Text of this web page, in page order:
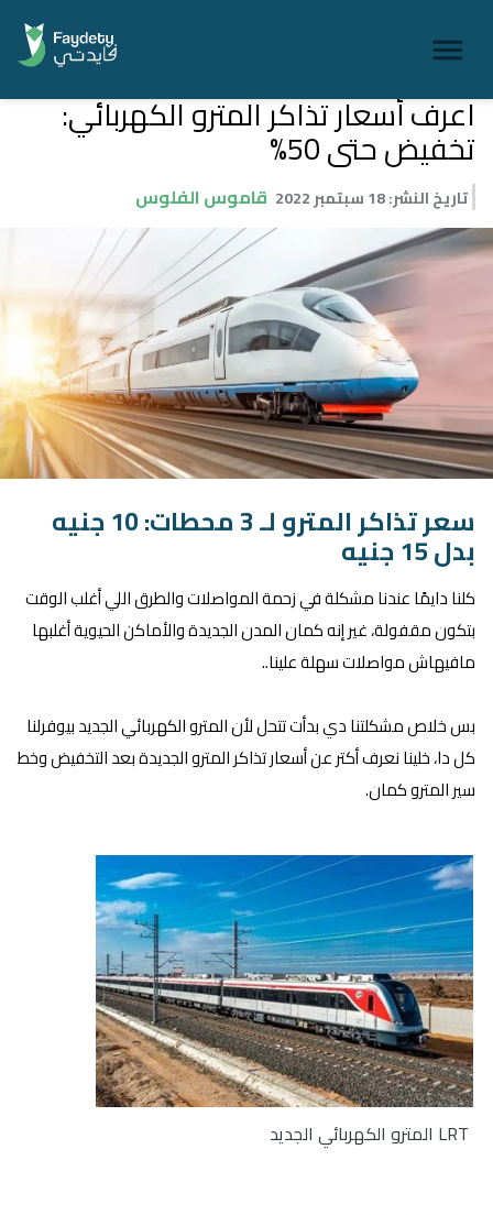
اعرف أسعار تذاكر المترو الكهربائي:
تخفيض حتى 50%
تاريخ النشر:18 سبتمبر 2022 قاموس الفلوس
سعر تذاكر المترو لـ 3 محطات: 10 جنيه
بدل 15 جنيه
كلنا دايمًا عندنا مشكلة في زحمة المواصلات والطرق اللي أغلب الوقت
بتكون مقفولة، غير إنه كمان المدن الجديدة والأماكن الحيوية أغلبها
مافيهاش مواصلات سهلة علينا..
بس خلاص مشكلتنا دي بدأت تتحل لأن المترو الكهربائي الجديد بيوفرلنا
كل دا، خلينا نعرف أكتر عن أسعار تذاكر المترو الجديدة بعد التخفيض وخط
سير المترو كمان.